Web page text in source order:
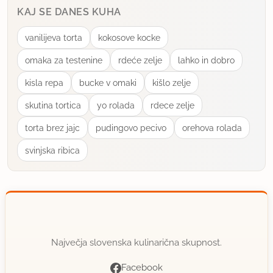
član od 2008 1011 sporočil
1.3.2012 ob 22:39
Zakaj pa namočiš? Miksaš? Halo? Daj samo tako iz
vrečke pri kuhanju ali na začetku, sredi ali koncu, je
čisto vseeno. Pa zakaj 100 g? No ja, pač tak delaš,
ampak bi ti rada pomagala, da bi ti bilo bolj fensi
priprava in kuhanje. Zakaj, čemu odvečno delo?
uporabno
1.3.2012 ob 22:54
saj poanta je v trem, da uporabljam čebulo na tak
KAJ SE DANES KUHA
vanilijeva torta kokosove kocke
omaka za testenine rdeće zelje lahko in dobro
kisla repa bucke v omaki kišlo zelje
skutina tortica yo rolada rdece zelje
torta brez jajc pudingovo pecivo orehova rolada
svinjska ribica
Največja slovenska kulinarična skupnost.
Facebook